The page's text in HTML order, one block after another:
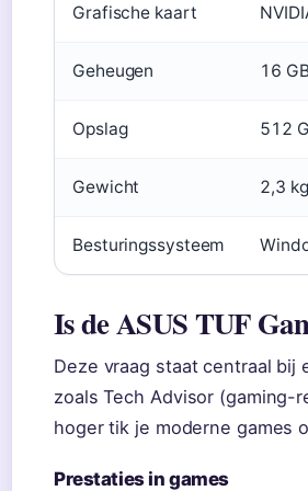
Grafische kaart
Geheugen 16
Opslag 512
Gewicht 2,3 kg
Besturingssysteem
Is de ASUS TUF
Deze vraag staat centraal bij
zoals Tech Advisor (gaming-
hoger tik je moderne games
Prestaties in games